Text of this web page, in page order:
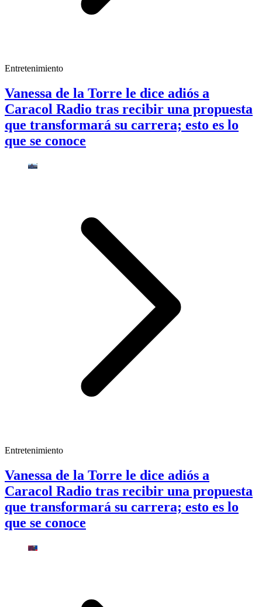
Entretenimiento
Vanessa de la Torre le dice adiós a
Caracol Radio tras recibir una propuesta
que transformará su carrera; esto es lo
que se conoce
Entretenimiento
Vanessa de la Torre le dice adiós a
Caracol Radio tras recibir una propuesta
que transformará su carrera; esto es lo
que se conoce